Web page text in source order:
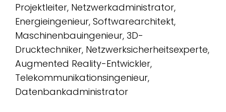
Projektleiter, Netzwerkadministrator,
Energieingenieur, Softwarearchitekt,
Maschinenbauingenieur, 3D-
Drucktechniker, Netzwerksicherheitsexperte,
Augmented Reality-Entwickler,
Telekommunikationsingenieur,
Datenbankadministrator